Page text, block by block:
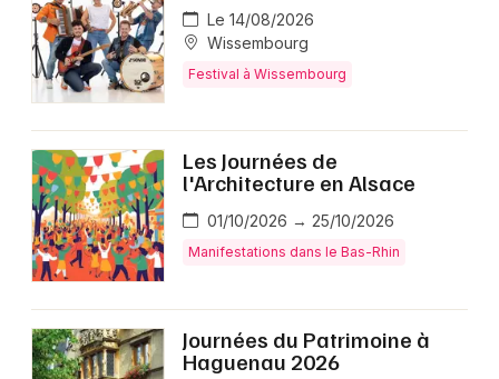
Le 14/08/2026
Wissembourg
Festival à Wissembourg
Les Journées de
l'Architecture en Alsace
01/10/2026 → 25/10/2026
Manifestations dans le Bas-Rhin
Journées du Patrimoine à
Haguenau 2026